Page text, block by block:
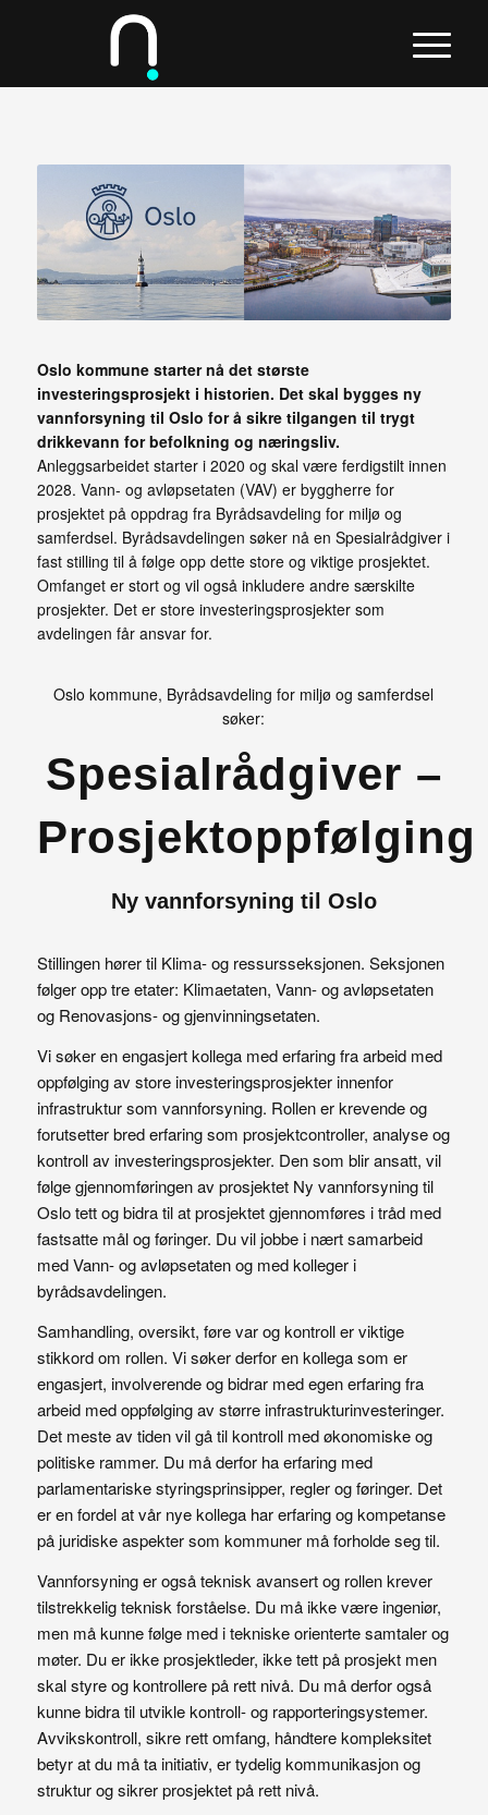
Oslo kommune starter nå det største
investeringsprosjekt i historien. Det skal bygges ny
vannforsyning til Oslo for å sikre tilgangen til trygt
drikkevann for befolkning og næringsliv.
Anleggsarbeidet starter i 2020 og skal være ferdigstilt innen
2028. Vann- og avløpsetaten (VAV) er byggherre for
prosjektet på oppdrag fra Byrådsavdeling for miljø og
samferdsel. Byrådsavdelingen søker nå en Spesialrådgiver i
fast stilling til å følge opp dette store og viktige prosjektet.
Omfanget er stort og vil også inkludere andre særskilte
prosjekter. Det er store investeringsprosjekter som
avdelingen får ansvar for.
Oslo kommune, Byrådsavdeling for miljø og samferdsel
søker:
Spesialrådgiver –
Prosjektoppfølging
Ny vannforsyning til Oslo
Stillingen hører til Klima- og ressursseksjonen. Seksjonen
følger opp tre etater: Klimaetaten, Vann- og avløpsetaten
og Renovasjons- og gjenvinningsetaten.
Vi søker en engasjert kollega med erfaring fra arbeid med
oppfølging av store investeringsprosjekter innenfor
infrastruktur som vannforsyning. Rollen er krevende og
forutsetter bred erfaring som prosjektcontroller, analyse og
kontroll av investeringsprosjekter. Den som blir ansatt, vil
følge gjennomføringen av prosjektet Ny vannforsyning til
Oslo tett og bidra til at prosjektet gjennomføres i tråd med
fastsatte mål og føringer. Du vil jobbe i nært samarbeid
med Vann- og avløpsetaten og med kolleger i
byrådsavdelingen.
Samhandling, oversikt, føre var og kontroll er viktige
stikkord om rollen. Vi søker derfor en kollega som er
engasjert, involverende og bidrar med egen erfaring fra
arbeid med oppfølging av større infrastrukturinvesteringer.
Det meste av tiden vil gå til kontroll med økonomiske og
politiske rammer. Du må derfor ha erfaring med
parlamentariske styringsprinsipper, regler og føringer. Det
er en fordel at vår nye kollega har erfaring og kompetanse
på juridiske aspekter som kommuner må forholde seg til.
Vannforsyning er også teknisk avansert og rollen krever
tilstrekkelig teknisk forståelse. Du må ikke være ingeniør,
men må kunne følge med i tekniske orienterte samtaler og
møter. Du er ikke prosjektleder, ikke tett på prosjekt men
skal styre og kontrollere på rett nivå. Du må derfor også
kunne bidra til utvikle kontroll- og rapporteringsystemer.
Avvikskontroll, sikre rett omfang, håndtere kompleksitet
betyr at du må ta initiativ, er tydelig kommunikasjon og
struktur og sikrer prosjektet på rett nivå.